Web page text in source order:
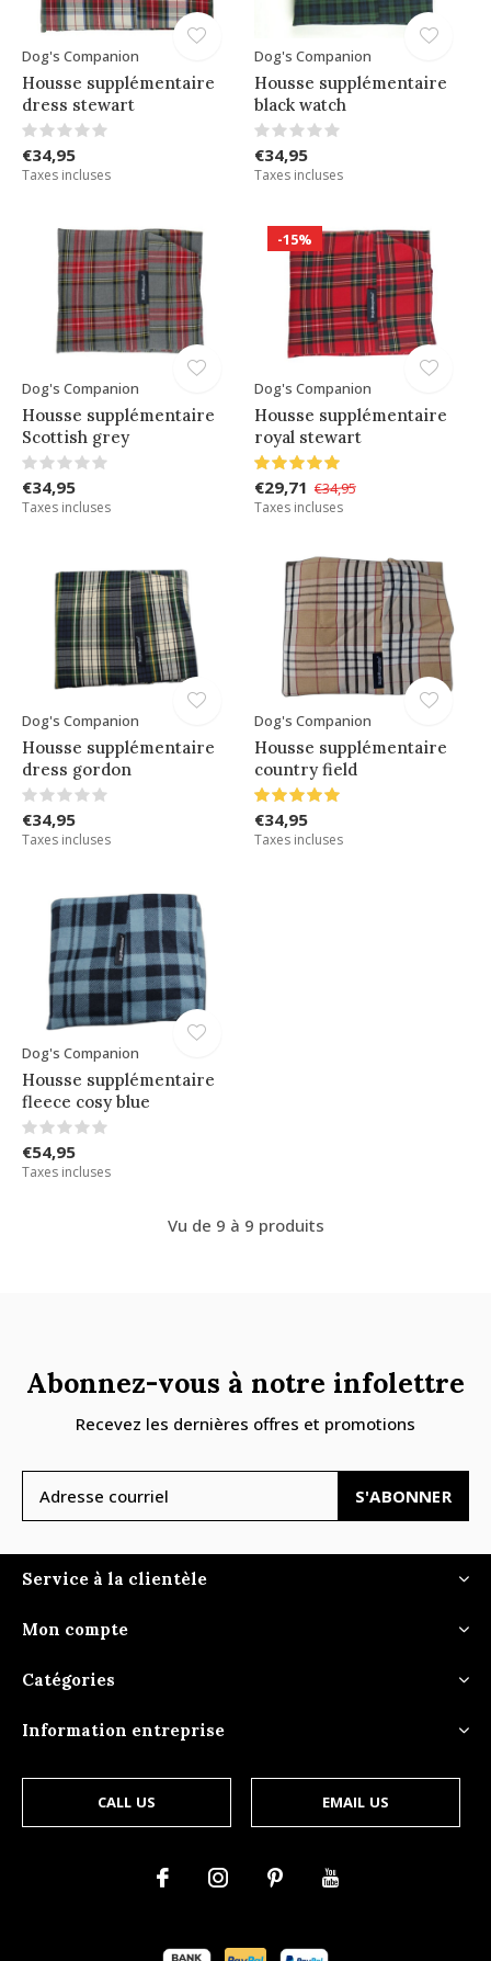
Dog's Companion
Housse supplémentaire
dress stewart
€34,95
Taxes incluses
Dog's Companion
Housse supplémentaire
black watch
€34,95
Taxes incluses
Dog's Companion
Housse supplémentaire
Scottish grey
€34,95
Taxes incluses
-15%
Dog's Companion
Housse supplémentaire
royal stewart
€29,71 €34,95
Taxes incluses
Dog's Companion
Housse supplémentaire
dress gordon
€34,95
Taxes incluses
Dog's Companion
Housse supplémentaire
country field
€34,95
Taxes incluses
Dog's Companion
Housse supplémentaire
fleece cosy blue
€54,95
Taxes incluses
Vu de 9 à 9 produits
Abonnez-vous à notre infolettre
Recevez les dernières offres et promotions
S'ABONNER
Service à la clientèle
Mon compte
Catégories
Information entreprise
CALL US EMAIL US